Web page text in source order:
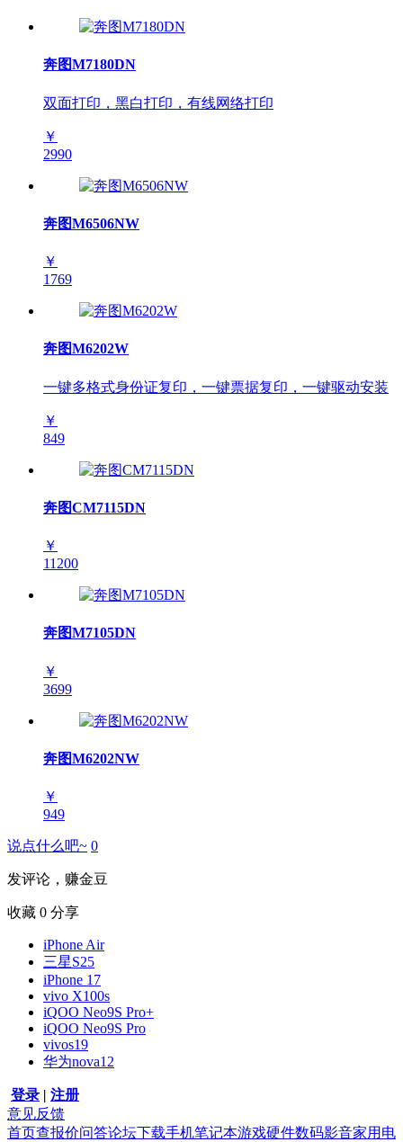
奔图M7180DN
双面打印，黑白打印，有线网络打印
￥
2990
奔图M6506NW
￥
1769
奔图M6202W
一键多格式身份证复印，一键票据复印，一键驱动安装
￥
849
奔图CM7115DN
￥
11200
奔图M7105DN
￥
3699
奔图M6202NW
￥
949
说点什么吧~ 0
发评论，赚金豆
收藏 0 分享
iPhone Air
三星S25
iPhone 17
vivo X100s
iQOO Neo9S Pro+
iQOO Neo9S Pro
vivos19
华为nova12
登录 | 注册
意见反馈
首页查报价问答论坛下载手机笔记本游戏硬件数码影音家用电